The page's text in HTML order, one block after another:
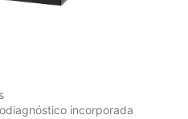
incorporada